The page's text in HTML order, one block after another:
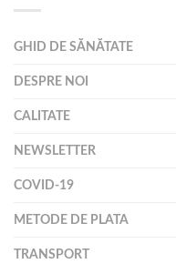
GHID DE SĂNĂTATE
DESPRE NOI
CALITATE
NEWSLETTER
COVID-19
METODE DE PLATA
TRANSPORT